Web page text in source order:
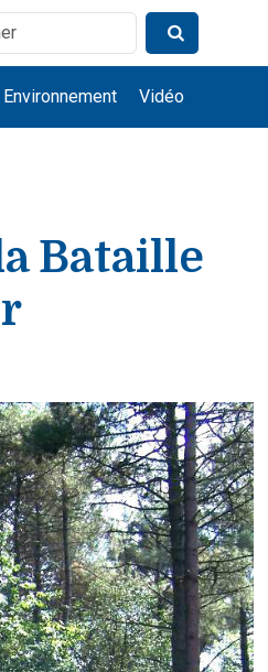
Environnement Vidéo
Bataille